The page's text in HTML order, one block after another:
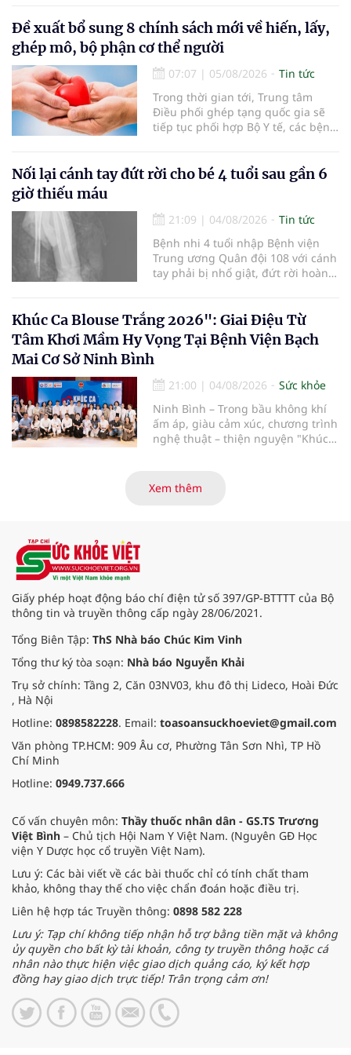
nhận 32.286.360 người, chiếm gần
30% dân số cả nước đã được khám
sức khỏe định kỳ năm nay.
Đề xuất bổ sung 8 chính sách mới về hiến, lấy,
ghép mô, bộ phận cơ thể người
07:07 | 05/08/2026
Tin tức
Trong thời gian tới, Trung tâm
Điều phối ghép tạng quốc gia sẽ
tiếp tục phối hợp Bộ Y tế, các bệnh
cường truyền thông, hoàn thiện
quy trình chuyên môn và hệ thống
hiến và ghép mô tạng.
Nối lại cánh tay đứt rời cho bé 4 tuổi sau gần 6
giờ thiếu máu
21:09 | 04/08/2026
Tin tức
Bệnh nhi 4 tuổi nhập Bệnh viện
Trung ương Quân đội 108 với cánh
tay phải bị nhổ giật, đứt rời hoàn
thương nặng và thời gian thiếu
máu kéo dài, các bác sĩ đã tái lập
tuần hoàn thành công sau ca vi
phẫu kéo dài 3 giờ.
Khúc Ca Blouse Trắng 2026": Giai Điệu Từ
Tâm Khơi Mầm Hy Vọng Tại Bệnh Viện Bạch
Mai Cơ Sở Ninh Bình
21:00 | 04/08/2026
Sức khỏe
Ninh Bình – Trong bầu không khí
ấm áp, giàu cảm xúc, chương trình
nghệ thuật – thiện nguyện "Khúc
điểm dừng chân đầu tiên tại Bệnh
viện Bạch Mai cơ sở Ninh Bình.
Xem thêm
Giấy phép hoạt động báo chí điện tử số 397/GP-BTTTT của Bộ
thông tin và truyền thông cấp ngày 28/06/2021.
Tổng Biên Tập: ThS Nhà báo Chúc Kim Vinh
Tổng thư ký tòa soạn: Nhà báo Nguyễn Khải
Trụ sở chính: Tầng 2, Căn 03NV03, khu đô thị Lideco, Hoài Đức
, Hà Nội
Hotline: 0898582228. Email: toasoansuckhoeviet@gmail.com
Văn phòng TP.HCM: 909 Âu cơ, Phường Tân Sơn Nhì, TP Hồ
Chí Minh
Hotline: 0949.737.666
Cố vấn chuyên môn: Thầy thuốc nhân dân - GS.TS Trương
Việt Bình – Chủ tịch Hội Nam Y Việt Nam. (Nguyên GĐ Học
viện Y Dược học cổ truyền Việt Nam).
Lưu ý: Các bài viết về các bài thuốc chỉ có tính chất tham
khảo, không thay thế cho việc chẩn đoán hoặc điều trị.
Liên hệ hợp tác Truyền thông: 0898 582 228
Lưu ý: Tạp chí không tiếp nhận hỗ trợ bằng tiền mặt và không
ủy quyền cho bất kỳ tài khoản, công ty truyền thông hoặc cá
nhân nào thực hiện việc giao dịch quảng cáo, ký kết hợp
đồng hay giao dịch trực tiếp! Trân trọng cảm ơn!